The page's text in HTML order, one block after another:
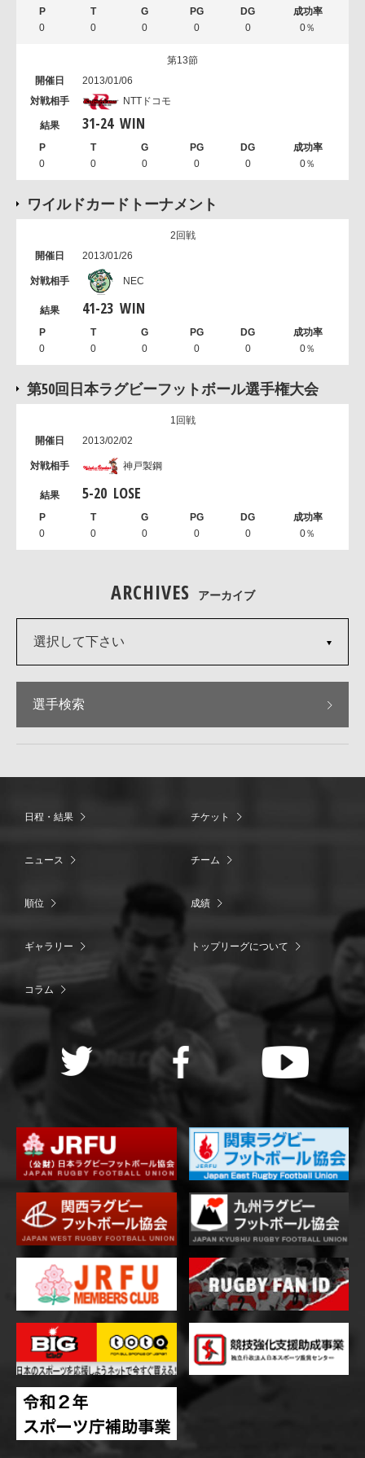
0 0 0 0 0 0％
第13節
2013/01/06
NTTドコモ
31-24 WIN
0 0 0 0 0 0％
ワイルドカードトーナメント
2回戦
2013/01/26
NEC
41-23 WIN
0 0 0 0 0 0％
第50回日本ラグビーフットボール選手権大会
1回戦
2013/02/02
神戸製鋼
5-20 LOSE
0 0 0 0 0 0％
ARCHIVES アーカイブ
選択して下さい
選手検索
日程・結果 チケット
ニュース チーム
順位 成績
ギャラリー トップリーグについて
コラム